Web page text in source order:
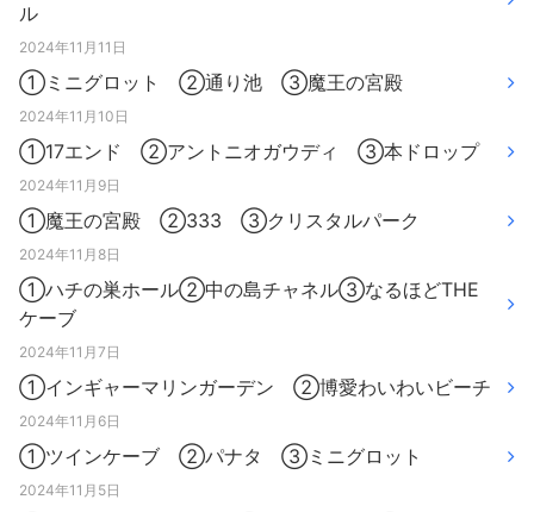
ル
2024年11月11日
①ミニグロット ②通り池 ③魔王の宮殿
2024年11月10日
①17エンド ②アントニオガウディ ③本ドロップ
2024年11月9日
①魔王の宮殿 ②333 ③クリスタルパーク
2024年11月8日
①ハチの巣ホール②中の島チャネル③なるほどTHE
ケーブ
2024年11月7日
①インギャーマリンガーデン ②博愛わいわいビーチ
2024年11月6日
①ツインケーブ ②パナタ ③ミニグロット
2024年11月5日